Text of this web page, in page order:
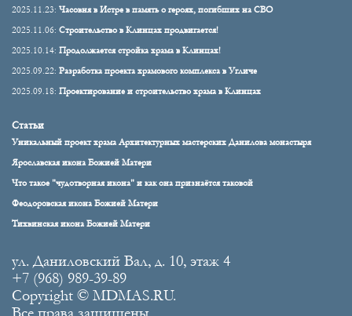
2025.11.23: Часовня в Истре в память о героях, погибших на СВО
2025.11.06: Строительство в Клинцах продвигается!
2025.10.14: Продолжается стройка храма в Клинцах!
2025.09.22: Разработка проекта храмового комплекса в Угличе
2025.09.18: Проектирование и строительство храма в Клинцах
Статьи
Уникальный проект храма Архитектурных мастерских Данилова монастыря
Ярославская икона Божией Матери
Что такое "чудотворная икона" и как она признаётся таковой
Феодоровская икона Божией Матери
Тихвинская икона Божией Матери
ул. Даниловский Вал, д. 10, этаж 4
+7 (968) 989-39-89
Copyright © MDMAS.RU.